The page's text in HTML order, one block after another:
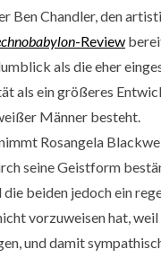
Ben Chandler, den
-Review
als die eher
als ein größeres
Männer besteht.
Rosangela
seine Geistform
beiden jedoch ein
vorzuweisen hat,
und damit